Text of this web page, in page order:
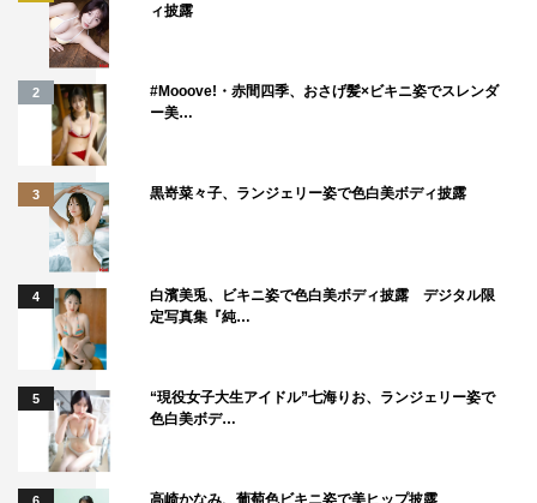
ィ披露
2
#Mooove!・赤間四季、おさげ髪×ビキニ姿でスレンダ
ー美…
3 黒嵜菜々子、ランジェリー姿で色白美ボディ披露
4
白濱美兎、ビキニ姿で色白美ボディ披露 デジタル限
定写真集『純…
5
“現役女子大生アイドル”七海りお、ランジェリー姿で
色白美ボデ…
6 高崎かなみ、葡萄色ビキニ姿で美ヒップ披露